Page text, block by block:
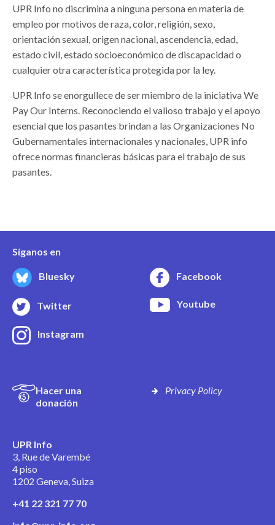
UPR Info no discrimina a ninguna persona en materia de
empleo por motivos de raza, color, religión, sexo,
orientación sexual, origen nacional, ascendencia, edad,
estado civil, estado socioeconómico de discapacidad o
cualquier otra característica protegida por la ley.
UPR Info se enorgullece de ser miembro de la iniciativa We
Pay Our Interns. Reconociendo el valioso trabajo y el apoyo
esencial que los pasantes brindan a las Organizaciones No
Gubernamentales internacionales y nacionales, UPR info
ofrece normas financieras básicas para el trabajo de sus
pasantes.
Síganos en
Bluesky Facebook
Twitter Youtube
Instagram
Hacer una
donación
Privacy Policy
UPR Info
3, Rue de Varembé
4 piso
1202 Geneva, Suiza
+41 22 321 77 70